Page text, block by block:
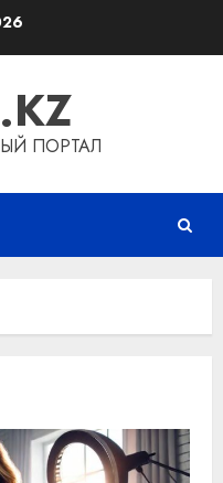
ПОРТАЛ